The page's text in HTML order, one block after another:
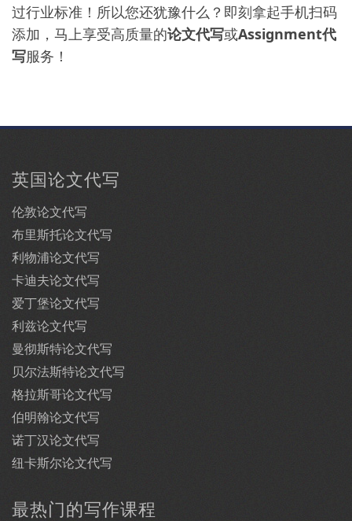
过行业标准！所以您还犹豫什么？即刻拿起手机扫码
添加，马上享受高质量的论文代写或Assignment代
写服务！
英国论文代写
伦敦论文代写
布里斯托论文代写
利物浦论文代写
卡迪夫论文代写
爱丁堡论文代写
利兹论文代写
曼彻斯特论文代写
贝尔法斯特论文代写
格拉斯哥论文代写
伯明翰论文代写
诺丁汉论文代写
纽卡斯尔论文代写
最热门的写作课程